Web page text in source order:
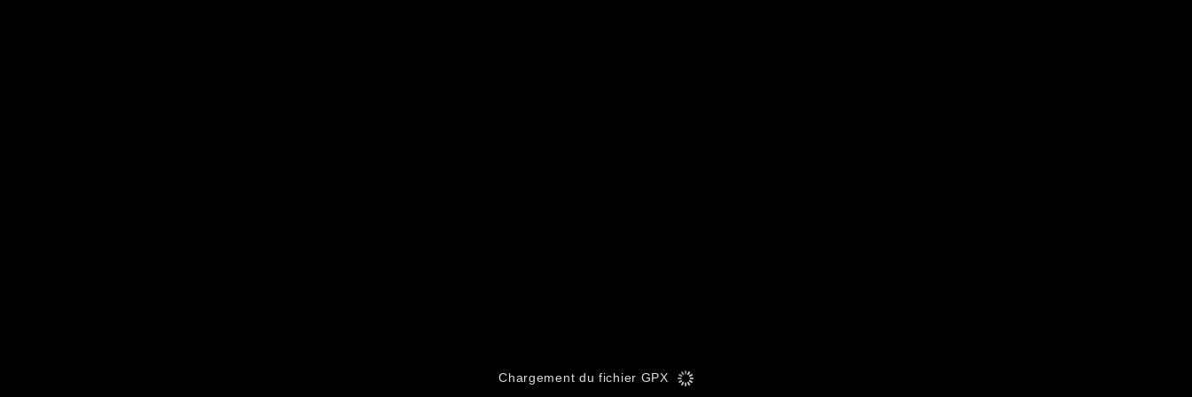
Chargement du fichier GPX